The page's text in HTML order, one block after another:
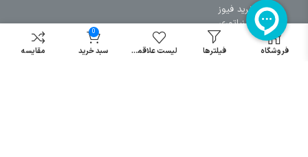
خرید فیوز
مینیاتوری
خرید میکرو
سوئیچ
فروشگاه فیلترها لیست علاقمندی
0
سبد خرید مقایسه